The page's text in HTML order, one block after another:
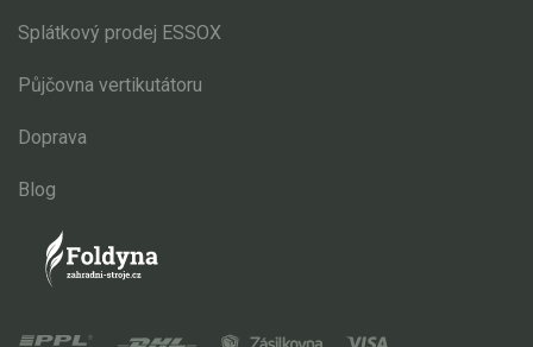
Splátkový prodej ESSOX
Půjčovna vertikutátoru
Doprava
Blog